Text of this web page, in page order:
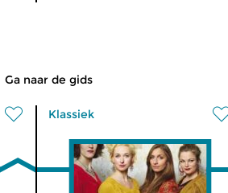
Ga naar de gids
Klassiek